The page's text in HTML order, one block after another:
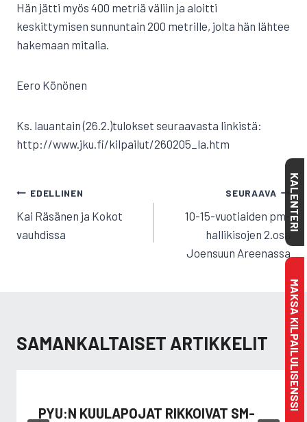
Hän jätti myös 400 metriä väliin ja aloitti
keskittymisen sunnuntain 200 metrille, jolta hän lähtee
hakemaan mitalia.
Eero Könönen
Ks. lauantain (26.2.)tulokset seuraavasta linkistä:
http://www.jku.fi/kilpailut/260205_la.htm
ARTIKKELIEN
SELAUS
EDELLINEN
Kai Räsänen ja Kokot
vauhdissa
SEURAAVA
10-15-vuotiaiden pm-
hallikisojen 2.osa
Joensuun Areenassa
SAMANKALTAISET ARTIKKELIT
PYU:N KUULAPOJAT RIKKOIVAT SM-
KALENTERI
MAKSA KILPAILULISENSSI